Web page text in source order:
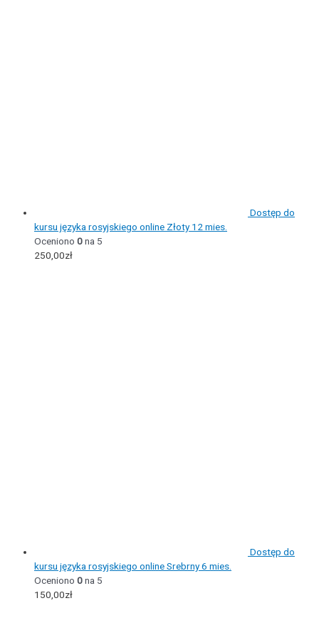
Dostęp do
kursu języka rosyjskiego online Złoty 12 mies.
Oceniono 0na 5
250,00zł
Dostęp do
kursu języka rosyjskiego online Srebrny 6 mies.
Oceniono 0na 5
150,00zł